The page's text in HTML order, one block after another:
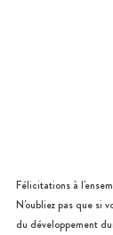
Félicitations à
N'oubliez pas que si
du développement